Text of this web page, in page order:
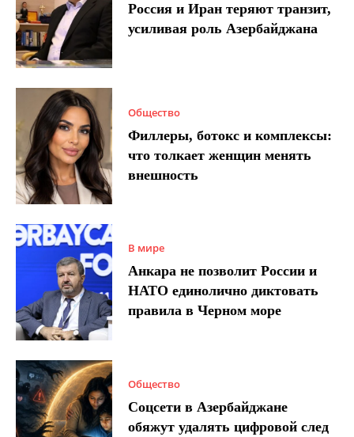
Россия и Иран теряют транзит,
усиливая роль Азербайджана
Общество
Филлеры, ботокс и комплексы:
что толкает женщин менять
внешность
В мире
Анкара не позволит России и
НАТО единолично диктовать
правила в Черном море
Общество
Соцсети в Азербайджане
обяжут удалять цифровой след